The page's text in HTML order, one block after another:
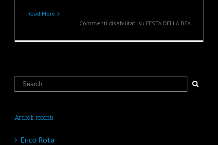
Read More
Commenti disabilitati su FESTA DELLA DEA
Articoli recenti
Erico Rota